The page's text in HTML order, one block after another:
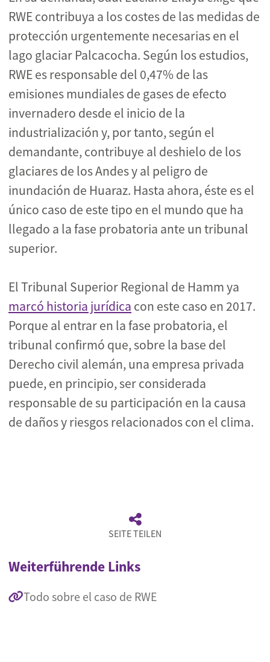
RWE contribuya a los costes de las medidas de
protección urgentemente necesarias en el
lago glaciar Palcacocha. Según los estudios,
RWE es responsable del 0,47% de las
emisiones mundiales de gases de efecto
invernadero desde el inicio de la
industrialización y, por tanto, según el
demandante, contribuye al deshielo de los
glaciares de los Andes y al peligro de
inundación de Huaraz. Hasta ahora, éste es el
único caso de este tipo en el mundo que ha
llegado a la fase probatoria ante un tribunal
superior.
El Tribunal Superior Regional de Hamm ya
marcó historia jurídica con este caso en 2017.
Porque al entrar en la fase probatoria, el
tribunal confirmó que, sobre la base del
Derecho civil alemán, una empresa privada
puede, en principio, ser considerada
responsable de su participación en la causa
de daños y riesgos relacionados con el clima.
SEITE TEILEN
Weiterführende Links
Todo sobre el caso de RWE